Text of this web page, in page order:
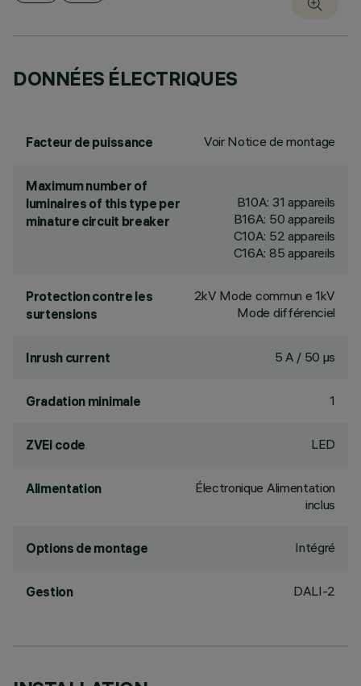
DONNÉES ÉLECTRIQUES
Facteur de puissance Voir Notice de montage
Maximum number of
luminaires of this type per
minature circuit breaker
B10A: 31 appareils
B16A: 50 appareils
C10A: 52 appareils
C16A: 85 appareils
Protection contre les
surtensions
2kV Mode commun e 1kV
Mode différenciel
Inrush current 5 A / 50 µs
Gradation minimale 1
ZVEI code LED
Alimentation
Électronique Alimentation
inclus
Options de montage Intégré
Gestion DALI-2